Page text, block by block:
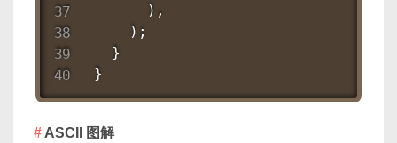
      ),
    );
  }
}
ASCII 图解